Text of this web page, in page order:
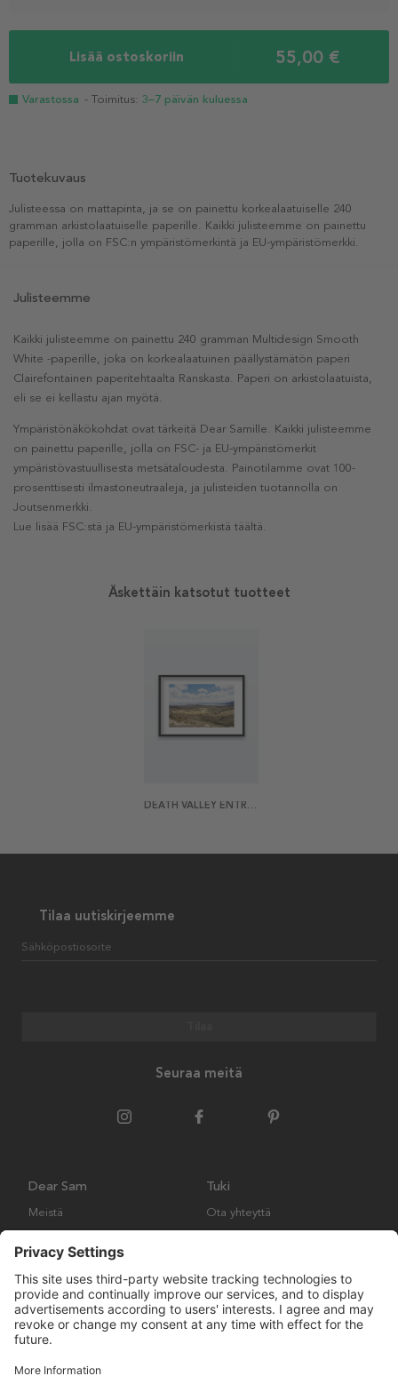
Lisää ostoskoriin 55,00 €
Varastossa - Toimitus: 3–7 päivän kuluessa
Tuotekuvaus
Julisteessa on mattapinta, ja se on painettu korkealaatuiselle 240
gramman arkistolaatuiselle paperille. Kaikki julisteemme on painettu
paperille, jolla on FSC:n ympäristömerkintä ja EU-ympäristömerkki.
Julisteemme
Kaikki julisteemme on painettu 240 gramman Multidesign Smooth
White -paperille, joka on korkealaatuinen päällystämätön paperi
Clairefontainen paperitehtaalta Ranskasta. Paperi on arkistolaatuista,
eli se ei kellastu ajan myötä.
Ympäristönäkökohdat ovat tärkeitä Dear Samille. Kaikki julisteemme
on painettu paperille, jolla on FSC- ja EU-ympäristömerkit
ympäristövastuullisesta metsätaloudesta. Painotilamme ovat 100-
prosenttisesti ilmastoneutraaleja, ja julisteiden tuotannolla on
Joutsenmerkki.
Lue lisää FSC:stä ja EU-ympäristömerkistä täältä.
Äskettäin katsotut tuotteet
DEATH VALLEY ENTRANCE JULISTE
Tilaa uutiskirjeemme
Sähköpostiosoite
Seuraa meitä
Dear Sam
Meistä
Tuki
Ota yhteyttä
Palautukset ja vaatimukset